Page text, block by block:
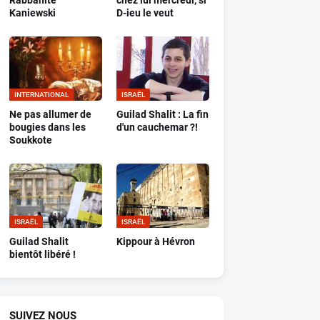
Kaniewski
D-ieu le veut
INTERNATIONAL
Ne pas allumer de
bougies dans les
Soukkote
ISRAËL
Guilad Shalit : La fin
d'un cauchemar ?!
ISRAËL
Guilad Shalit
bientôt libéré !
ISRAËL
Kippour à Hévron
SUIVEZ NOUS